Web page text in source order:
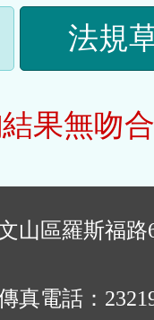
法規
果無吻
山區羅斯福路
真電話：